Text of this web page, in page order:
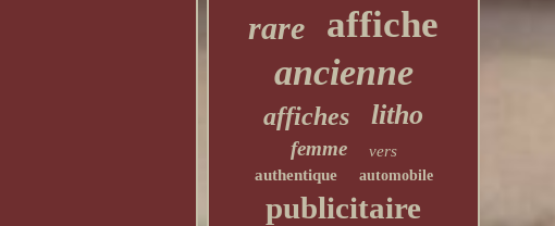
rare affiche
ancienne
affiches litho
femme
vers
authentique
automobile
publicitaire